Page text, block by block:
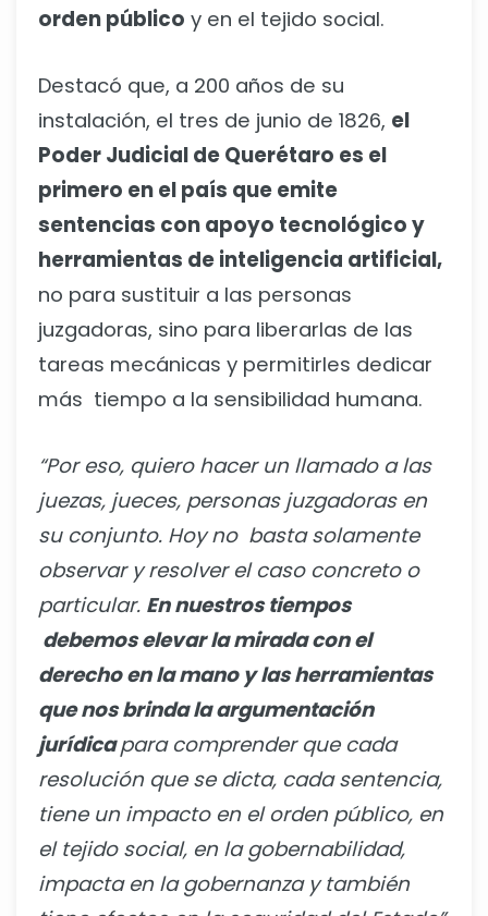
orden público y en el tejido social.
Destacó que, a 200 años de su
instalación, el tres de junio de 1826, el
Poder Judicial de Querétaro es el
primero en el país que emite
sentencias con apoyo tecnológico y
herramientas de inteligencia artificial,
no para sustituir a las personas
juzgadoras, sino para liberarlas de las
tareas mecánicas y permitirles dedicar
más tiempo a la sensibilidad humana.
“Por eso, quiero hacer un llamado a las
juezas, jueces, personas juzgadoras en
su conjunto. Hoy no basta solamente
observar y resolver el caso concreto o
particular. En nuestros tiempos
debemos elevar la mirada con el
derecho en la mano y las herramientas
que nos brinda la argumentación
jurídicapara comprender que cada
resolución que se dicta, cada sentencia,
tiene un impacto en el orden público, en
el tejido social, en la gobernabilidad,
impacta en la gobernanza y también